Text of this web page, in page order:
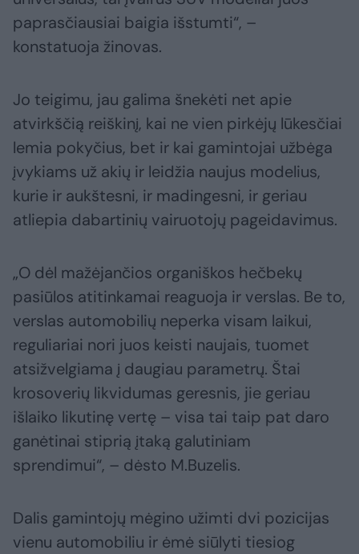
paprasčiausiai baigia išstumti“, –
konstatuoja žinovas.
Jo teigimu, jau galima šnekėti net apie
atvirkščią reiškinį, kai ne vien pirkėjų lūkesčiai
lemia pokyčius, bet ir kai gamintojai užbėga
įvykiams už akių ir leidžia naujus modelius,
kurie ir aukštesni, ir madingesni, ir geriau
atliepia dabartinių vairuotojų pageidavimus.
„O dėl mažėjančios organiškos hečbekų
pasiūlos atitinkamai reaguoja ir verslas. Be to,
verslas automobilių neperka visam laikui,
reguliariai nori juos keisti naujais, tuomet
atsižvelgiama į daugiau parametrų. Štai
krosoverių likvidumas geresnis, jie geriau
išlaiko likutinę vertę – visa tai taip pat daro
ganėtinai stiprią įtaką galutiniam
sprendimui“, – dėsto M.Buzelis.
Dalis gamintojų mėgino užimti dvi pozicijas
vienu automobiliu ir ėmė siūlyti tiesiog